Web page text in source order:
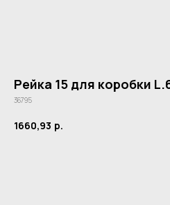
Рейка 15 для коробки
36795
1660,93 р.